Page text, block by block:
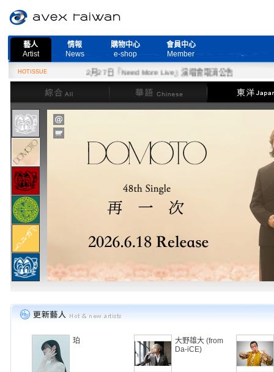
藝人
Artist
情報
News
購物中心
e-shop
會員中心
Member
HOTISSUE2月27日『Need More Live』演唱會取消公告
綜合
華語 東洋
珀
大野雄大 (from
Da-iCE)